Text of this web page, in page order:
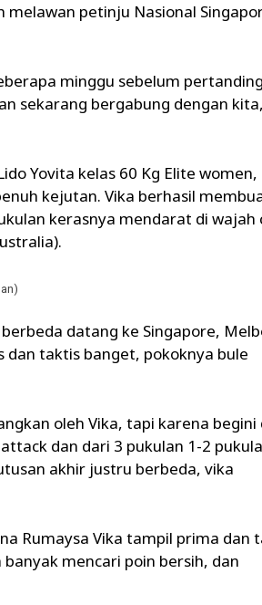
petinju Nasional
minggu sebelum
sekarang bergabung dengan
Yovita kelas 60 Kg Elite women,
kejutan. Vika berhasil
kerasnya mendarat di wajah
datang ke Singapore,
dan taktis banget, pokoknya bule
oleh Vika, tapi karena begini
dan dari 3 pukulan 1-2
akhir justru berbeda, vika
Rumaysa Vika tampil prima dan
mencari poin bersih, dan